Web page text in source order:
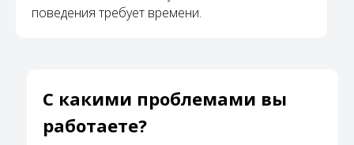
поведения требует времени.
С какими проблемами вы
работаете?